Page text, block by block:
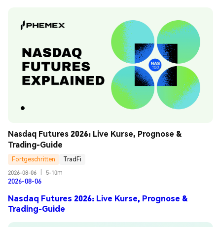
Nasdaq Futures 2026: Live Kurse, Prognose &
Trading-Guide
Fortgeschritten
TradFi
2026-08-06
5-10m
2026-08-06
Nasdaq Futures 2026: Live Kurse, Prognose &
Trading-Guide